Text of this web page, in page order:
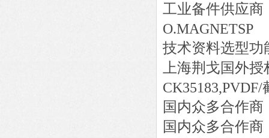
工业备件供应商
O.MAGNETSP
技术资料选型功
上海荆戈国外
CK35183,PVDF/
国内众多合作
国内众多合作